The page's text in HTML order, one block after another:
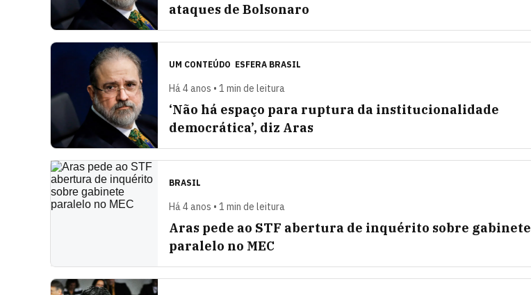
ataques de Bolsonaro
UM CONTEÚDO ESFERA BRASIL
Há 4 anos • 1 min de leitura
‘Não há espaço para ruptura da institucionalidade
democrática’, diz Aras
BRASIL
Há 4 anos • 1 min de leitura
Aras pede ao STF abertura de inquérito sobre gabinete
paralelo no MEC